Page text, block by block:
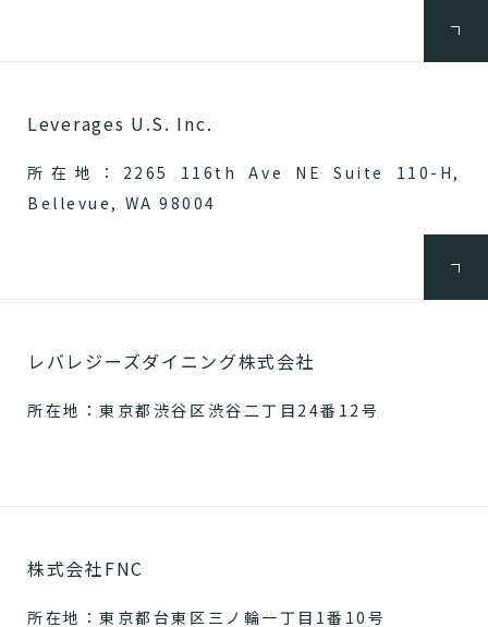
Leverages U.S. Inc.
所在地：2265 116th Ave NE Suite 110-H,
Bellevue, WA 98004
レバレジーズダイニング株式会社
所在地：東京都渋谷区渋谷二丁目24番12号
株式会社FNC
所在地：東京都台東区三ノ輪一丁目1番10号